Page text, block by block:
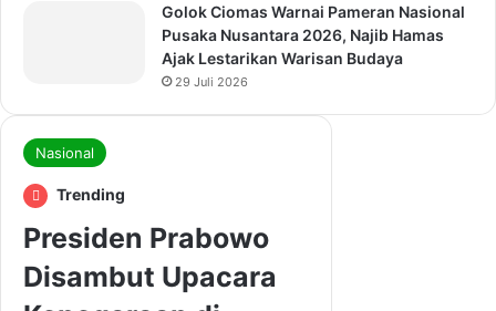
Golok Ciomas Warnai Pameran Nasional
Pusaka Nusantara 2026, Najib Hamas
Ajak Lestarikan Warisan Budaya
29 Juli 2026